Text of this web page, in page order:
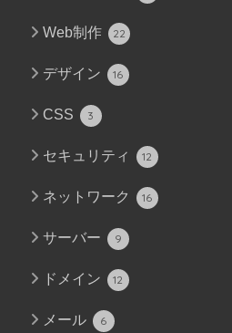
Web制作 22
デザイン 16
CSS 3
セキュリティ 12
ネットワーク 16
サーバー 9
ドメイン 12
メール 6